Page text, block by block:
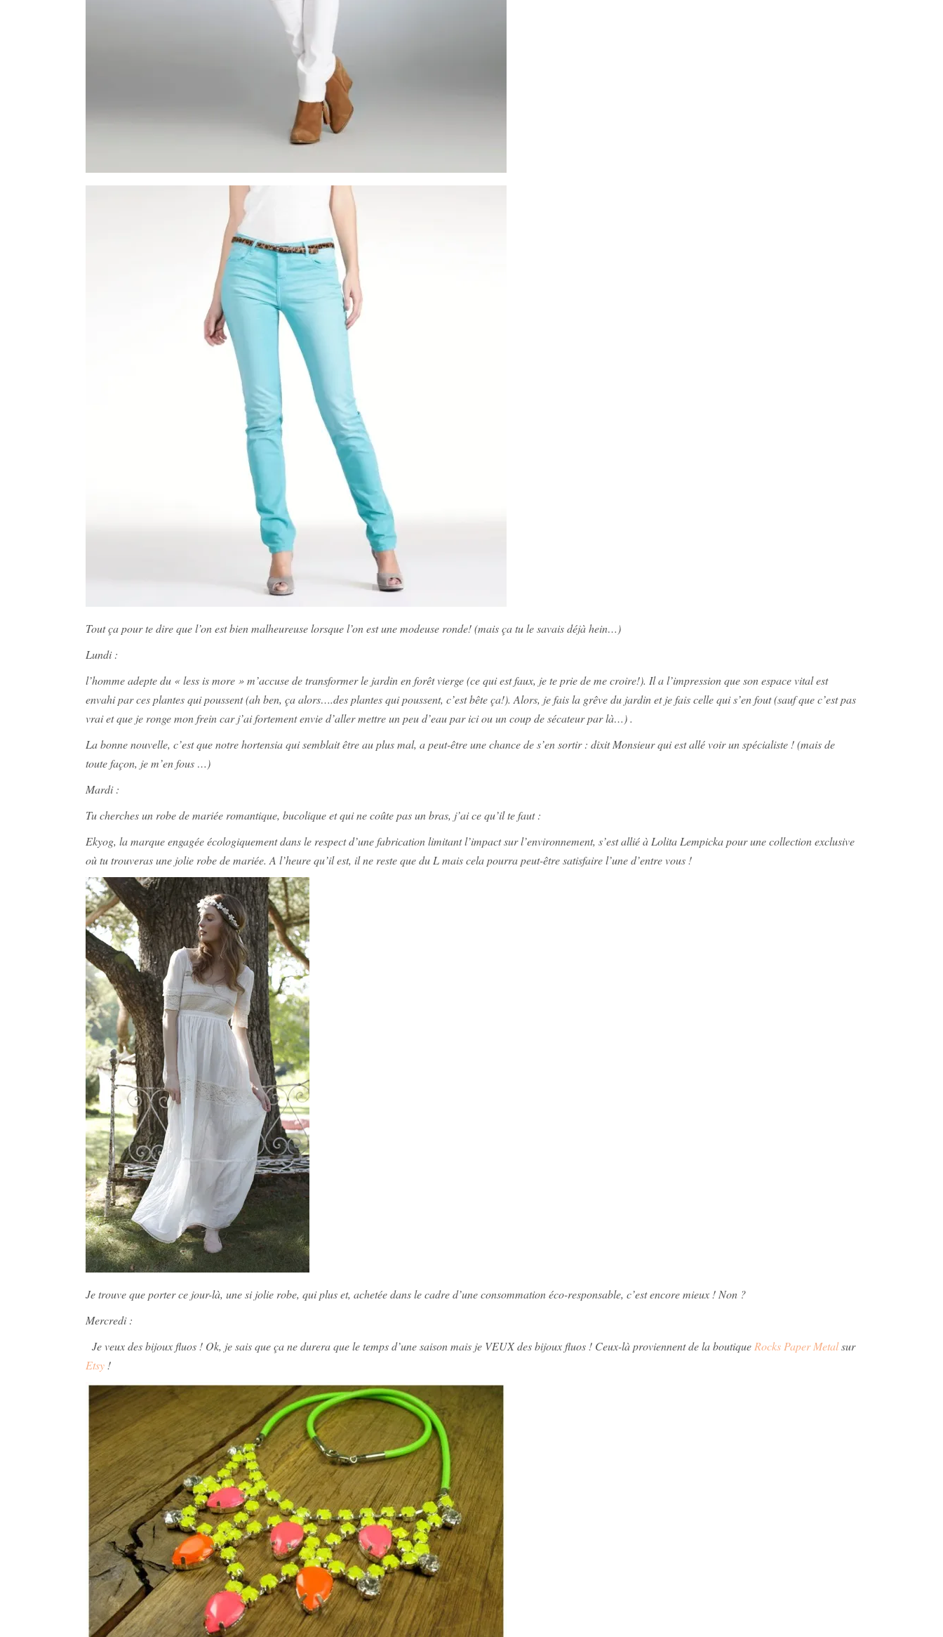
Tout ça pour te dire que l’on est bien malheureuse lorsque l’on est une modeuse ronde! (mais ça tu le savais déjà hein…)
Lundi :
l’homme adepte du « less is more » m’accuse de transformer le jardin en forêt vierge (ce qui est faux, je te prie de me croire!). Il a l’impression que son espace vital est
envahi par ces plantes qui poussent (ah ben, ça alors….des plantes qui poussent, c’est bête ça!). Alors, je fais la grêve du jardin et je fais celle qui s’en fout (sauf que c’est pas
vrai et que je ronge mon frein car j’ai fortement envie d’aller mettre un peu d’eau par ici ou un coup de sécateur par là…) .
La bonne nouvelle, c’est que notre hortensia qui semblait être au plus mal, a peut-être une chance de s’en sortir : dixit Monsieur qui est allé voir un spécialiste ! (mais de
toute façon, je m’en fous …)
Mardi :
Tu cherches un robe de mariée romantique, bucolique et qui ne coûte pas un bras, j’ai ce qu’il te faut :
Ekyog, la marque engagée écologiquement dans le respect d’une fabrication limitant l’impact sur l’environnement, s’est allié à Lolita Lempicka pour une collection exclusive
où tu trouveras une jolie robe de mariée. A l’heure qu’il est, il ne reste que du L mais cela pourra peut-être satisfaire l’une d’entre vous !
Je trouve que porter ce jour-là, une si jolie robe, qui plus et, achetée dans le cadre d’une consommation éco-responsable, c’est encore mieux ! Non ?
Mercredi :
Je veux des bijoux fluos ! Ok, je sais que ça ne durera que le temps d’une saisonmais je VEUX des bijoux fluos ! Ceux-là proviennent de la boutique Rocks Paper Metalsur
Etsy !